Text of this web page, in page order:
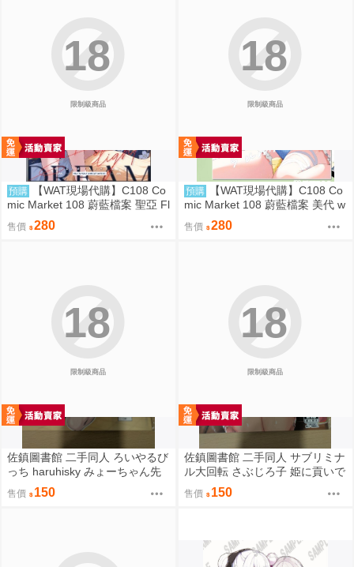
限制級商品
18
預購
【WAT現場代購】C108 Co
mic Market 108 蔚藍檔案 聖亞 Fl
oating Light
售價 280
限制級商品
18
預購
【WAT現場代購】C108 Co
mic Market 108 蔚藍檔案 美代 w
ild summer
售價 280
限制級商品
18
佐鎮圖書館 二手同人 ろいやるび
っち haruhisky みょーちゃん先
生かくパコりき 3 小美老師如是
說
售價 150
限制級商品
18
佐鎮圖書館 二手同人 サブリミナ
ル大回転 さぶじろ子 姫に貢いで
搾られたい! Fate FGO
售價 150